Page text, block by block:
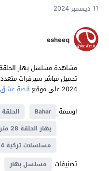
11 ديسمبر 2024
esheeq
2024 على موقع
قصة عشق
اوسمة
Bahar الحلقة 28
بهار الحلقة 28 مترجم
مسلسلات تركية 2024
تصنيفات مسلسل بهار